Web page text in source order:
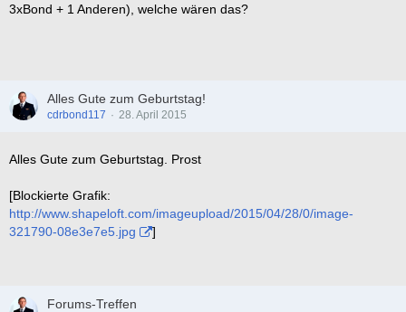
3xBond + 1 Anderen), welche wären das?
Alles Gute zum Geburtstag!
cdrbond117 28. April 2015
Alles Gute zum Geburtstag. Prost
[Blockierte Grafik:
http://www.shapeloft.com/imageupload/2015/04/28/0/image-
321790-08e3e7e5.jpg
]
Forums-Treffen